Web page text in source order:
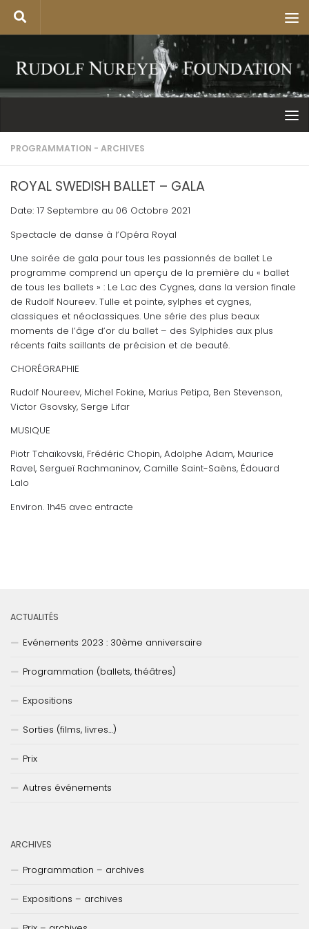
PROGRAMMATION - ARCHIVES
ROYAL SWEDISH BALLET – GALA
Date: 17 Septembre au 06 Octobre 2021
Spectacle de danse à l’Opéra Royal
Une soirée de gala pour tous les passionnés de ballet Le
programme comprend un aperçu de la première du « ballet
de tous les ballets » : Le Lac des Cygnes, dans la version finale
de Rudolf Noureev. Tulle et pointe, sylphes et cygnes,
classiques et néoclassiques. Une série des plus beaux
moments de l’âge d’or du ballet – des Sylphides aux plus
récents faits saillants de précision et de beauté.
CHORÉGRAPHIE
Rudolf Noureev, Michel Fokine, Marius Petipa, Ben Stevenson,
Victor Gsovsky, Serge Lifar
MUSIQUE
Piotr Tchaïkovski, Frédéric Chopin, Adolphe Adam, Maurice
Ravel, Sergueï Rachmaninov, Camille Saint-Saëns, Édouard
Lalo
Environ. 1h45 avec entracte
ACTUALITÉS
Evénements 2023 : 30ème anniversaire
Programmation (ballets, théâtres)
Expositions
Sorties (films, livres…)
Prix
Autres événements
ARCHIVES
Programmation – archives
Expositions – archives